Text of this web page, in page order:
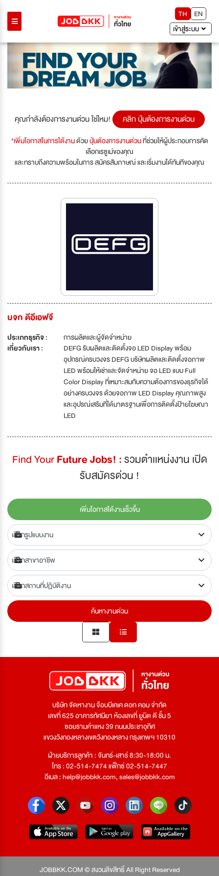
TH
EN
เข้าสู่ระบบ
คุณกำลังต้องการงานด่วน ใช่ไหม! คลิก ปุ่มต้องการงานด่วน
*เพิ่มโอกาสในการได้งานด้วยปุ่มต้องการงานด่วนที่ช่วยให้ผู้ประกอบการคัด
เลือกเรซูเม่ของคุณ
และทราบถึงความพร้อมในการ สมัครสัมภาษณ์ และเริ่มงานได้ทันทีของคุณ
บจก ดีอีเอฟจี
ประเภทธุรกิจ :
การผลิตและผู้จัดจำหน่าย
เกี่ยวกับเรา :
DEFG รับผลิตและติดตั้งจอ LED Display พร้อม
อุปกรณ์ครบวงจร DEFG บริษัทผลิตและติดตั้งจอภาพ
LED พร้อมให้เช่าและจัดจำหน่าย จอ LED แบบ Full
Color Display ที่เหมาะสมกับความต้องการของธุรกิจได้
อย่างครบวงจร ด้วยจอภาพ LED Display คุณภาพสูง
และอุปรณ์เสริมที่ได้มาตรฐานเพื่อการติดตั้งป้ายโฆษณา
LED
Find YourFuture Jobs! :รวมตำเเหน่งงาน เปิด
รับสมัครด่วน !
เพิ่มโอกาสได้งานเร็วขึ้น
ค้นหางานด่วน
บริษัท จัดหางาน จ๊อบบีเคเค ดอท คอม จำกัด
เลขที่ 625 อาคารทัศนียา ห้องเลขที่ ยูนิต ดี ชั้น 5
ซอยรามคำแหง 39 ถนนประชาอุทิศ
แขวงวังทองหลางเขตวังทองหลาง กรุงเทพฯ 10310
ฝ่ายบริการลูกค้า : จันทร์-เสาร์ 8:30-18:00 น.
โทร : 02-514-7474 แฟ็กซ์ 02-514-7447
อีเมล :help@jobbkk.com,sales@jobbkk.com
JOBBKK.COM © สงวนลิขสิทธิ์ All Right Reserved